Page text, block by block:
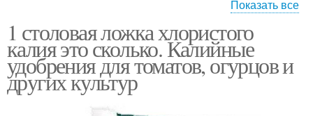
Продукты в ложках
ложке
Удобрения в ложках
Показать все
1 столовая ложка хлористого
калия это сколько. Калийные
удобрения для томатов, огурцов и
других культур